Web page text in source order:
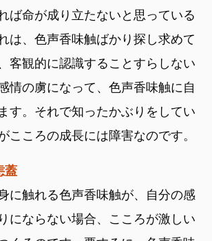
ば命が成り立たないと思っている
は、色声香味触ばかり探し求めて
客観的に認識することすらしない
情の虜になって、色声香味触に自
す。それで知ったかぶりをしてい
こころの成長には障害なのです。
蓋
に触れる色声香味触が、自分の感
にならない場合、こころが激しい